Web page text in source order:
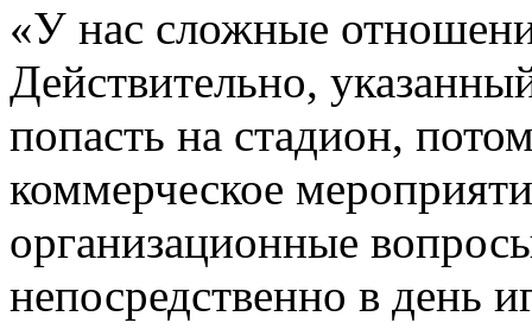
«У нас сложные
Действительно,
попасть на стадион,
коммерческое
организационные
непосредственно в день